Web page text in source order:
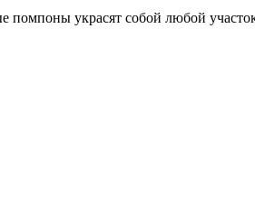
помпоны украсят собой любой